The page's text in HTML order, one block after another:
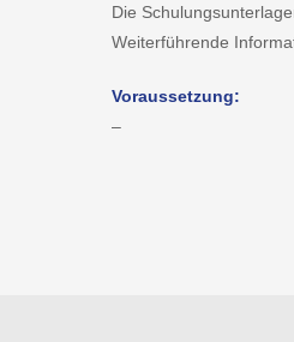
Die
Weiterführende
Voraussetzung:
–